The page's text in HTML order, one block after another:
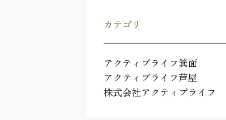
カテゴリ
アクティブライフ箕面
アクティブライフ芦屋
株式会社アクティブライフ